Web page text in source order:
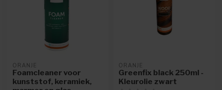
ORANJE
Foamcleaner voor
kunststof, keramiek,
ORANJE
Greenfix black 250ml -
Kleurolie zwart